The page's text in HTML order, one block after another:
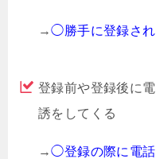
→◯勝手に登録され
登録前や登録後に
誘をしてくる
→◯登録の際に電話